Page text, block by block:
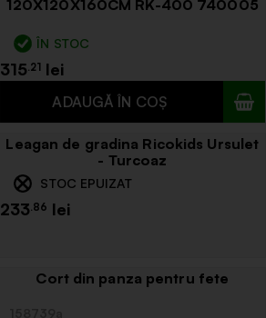
120X120X160CM RK-400 740005
ÎN STOC
315.21
Leagan de gradina Ricokids Ursulet
- Turcoaz
STOC EPUIZAT
233.86
Cort din panza pentru fete